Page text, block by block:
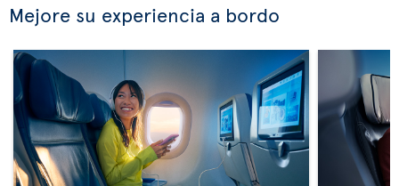
Mejore su experiencia a bordo